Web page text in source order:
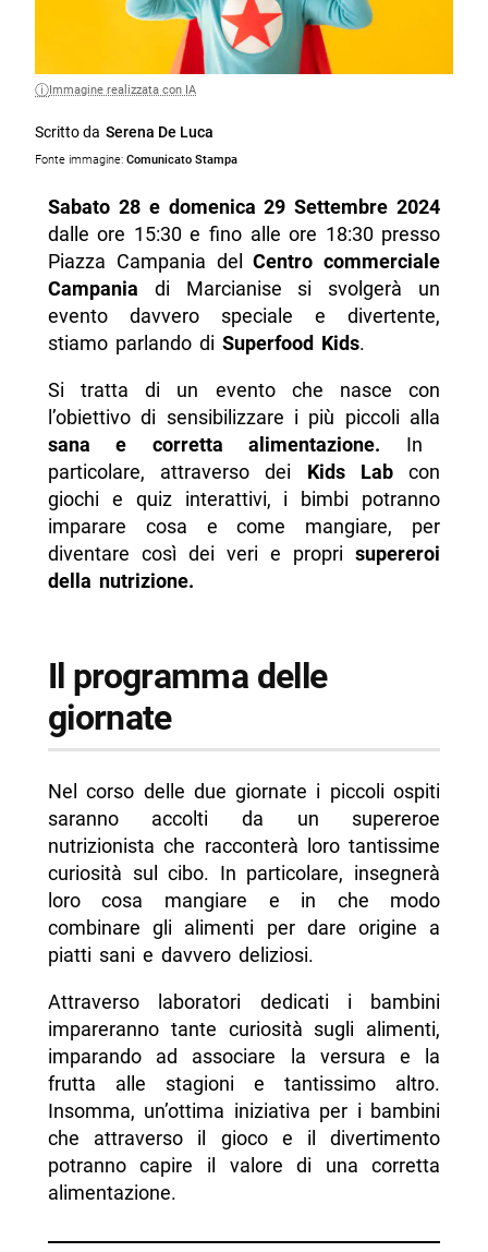
Immagine realizzata con IA
Scritto da Serena De Luca
Fonte immagine: Comunicato Stampa
Sabato 28 e domenica 29 Settembre 2024
dalle ore 15:30 e fino alle ore 18:30 presso
Piazza Campania delCentro commerciale
Campania di Marcianise si svolgerà un
evento davvero speciale e divertente,
stiamo parlando di Superfood Kids.
Si tratta di un evento che nasce con
l’obiettivo di sensibilizzare i più piccoli alla
sana e corretta alimentazione. In
particolare, attraverso dei Kids Labcon
giochi e quiz interattivi, i bimbi potranno
imparare cosa e come mangiare, per
diventare così dei veri e proprisupereroi
della nutrizione.
Il programma delle
giornate
Nel corso delle due giornate i piccoli ospiti
saranno accolti da un supereroe
nutrizionista che racconterà loro tantissime
curiosità sul cibo. In particolare, insegnerà
loro cosa mangiare e in che modo
combinare gli alimenti per dare origine a
piatti sani e davvero deliziosi.
Attraverso laboratori dedicati i bambini
impareranno tante curiosità sugli alimenti,
imparando ad associare la versura e la
frutta alle stagioni e tantissimo altro.
Insomma, un’ottima iniziativa per i bambini
che attraverso il gioco e il divertimento
potranno capire il valore di una corretta
alimentazione.